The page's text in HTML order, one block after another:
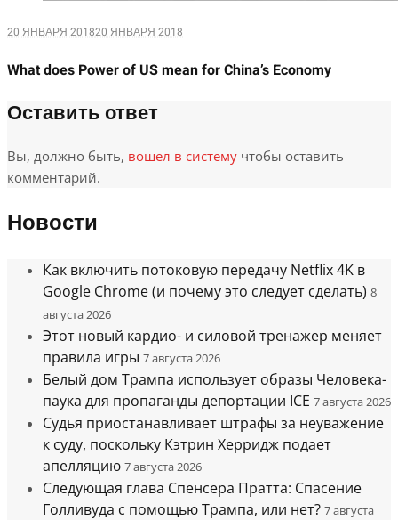
20 ЯНВАРЯ 201820 ЯНВАРЯ 2018
What does Power of US mean for China’s Economy
Оставить ответ
Вы, должно быть, вошел в систему чтобы оставить
комментарий.
Новости
Как включить потоковую передачу Netflix 4K в
Google Chrome (и почему это следует сделать) 8
августа 2026
Этот новый кардио- и силовой тренажер меняет
правила игры 7 августа 2026
Белый дом Трампа использует образы Человека-
паука для пропаганды депортации ICE 7 августа 2026
Судья приостанавливает штрафы за неуважение
к суду, поскольку Кэтрин Херридж подает
апелляцию 7 августа 2026
Следующая глава Спенсера Пратта: Спасение
Голливуда с помощью Трампа, или нет? 7 августа